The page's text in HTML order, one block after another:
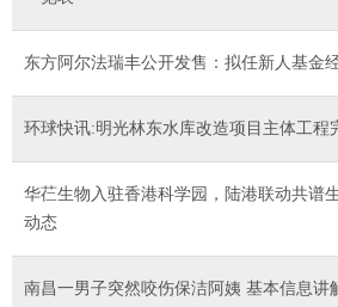
东方阿尔法瑞丰公开发售：拟任新人基金
环球快讯:明光林东水库改造项目主体工程
华芢生物入驻香港科学园，陆港联动共谱
动态
南昌一男子突然咬伤保洁阿姨 基本信息讲